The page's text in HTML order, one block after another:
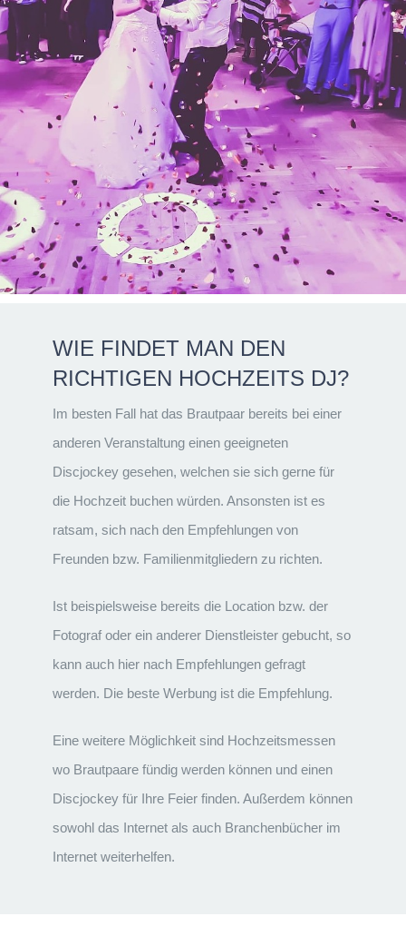
WIE FINDET MAN DEN
RICHTIGEN HOCHZEITS DJ?
Im besten Fall hat das Brautpaar bereits bei einer
anderen Veranstaltung einen geeigneten
Discjockey gesehen, welchen sie sich gerne für
die Hochzeit buchen würden. Ansonsten ist es
ratsam, sich nach den Empfehlungen von
Freunden bzw. Familienmitgliedern zu richten.
Ist beispielsweise bereits die Location bzw. der
Fotograf oder ein anderer Dienstleister gebucht, so
kann auch hier nach Empfehlungen gefragt
werden. Die beste Werbung ist die Empfehlung.
Eine weitere Möglichkeit sind Hochzeitsmessen
wo Brautpaare fündig werden können und einen
Discjockey für Ihre Feier finden. Außerdem können
sowohl das Internet als auch Branchenbücher im
Internet weiterhelfen.